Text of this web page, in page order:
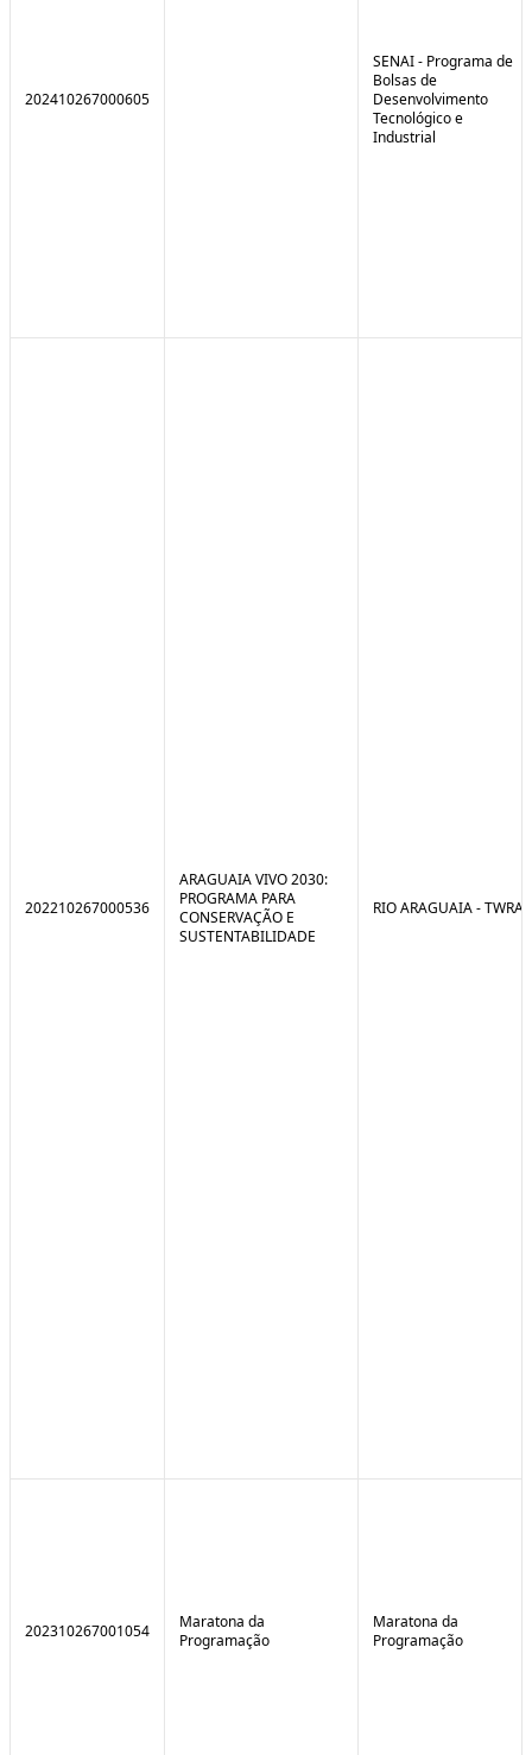
202410267000605
SENAI - Programa de
Bolsas de
Desenvolvimento
Tecnológico e
Industrial
202210267000536
ARAGUAIA VIVO 2030:
PROGRAMA PARA
CONSERVAÇÃO E
SUSTENTABILIDADE
RIO ARAGUAIA - TWRA
202310267001054
Maratona da
Programação
Maratona da
Programação